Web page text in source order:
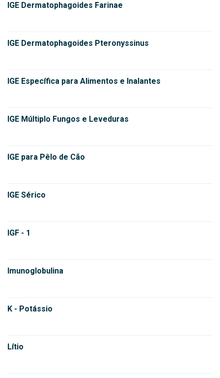
IGE Dermatophagoides Farinae
IGE Dermatophagoides Pteronyssinus
IGE Específica para Alimentos e Inalantes
IGE Múltiplo Fungos e Leveduras
IGE para Pêlo de Cão
IGE Sérico
IGF - 1
Imunoglobulina
K - Potássio
Lítio